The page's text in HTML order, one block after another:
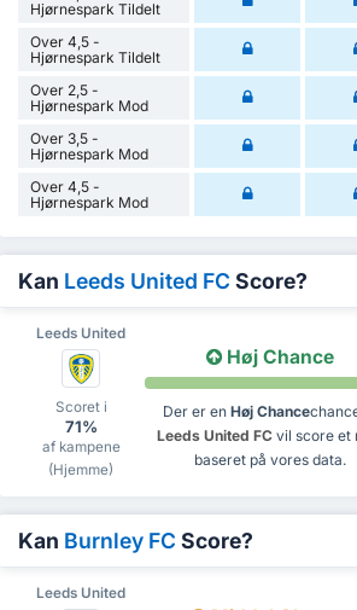
Hjørnespark Tildelt
Over 4,5 -
Hjørnespark Tildelt
Over 2,5 -
Hjørnespark Mod
Over 3,5 -
Hjørnespark Mod
Over 4,5 -
Hjørnespark Mod
Kan Leeds United FC Score?
Leeds United
Scoret i
71%
af kampene
(Hjemme)
Høj Chance
Der er en Høj Chance
Leeds United FC vil score et
baseret på vores data.
Kan Burnley FC Score?
Leeds United